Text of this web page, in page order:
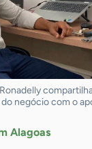
negócio com o
Alagoas